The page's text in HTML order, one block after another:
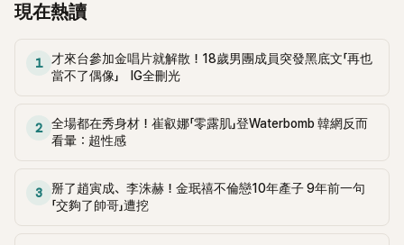
現在熱讀
1
才來台參加金唱片就解散！18歲男團成員突發黑底文「再也
當不了偶像」 IG全刪光
2
全場都在秀身材！崔叡娜「零露肌」登Waterbomb 韓網反而
看暈：超性感
3
掰了趙寅成、李洙赫！金珉禧不倫戀10年產子 9年前一句
「交夠了帥哥」遭挖